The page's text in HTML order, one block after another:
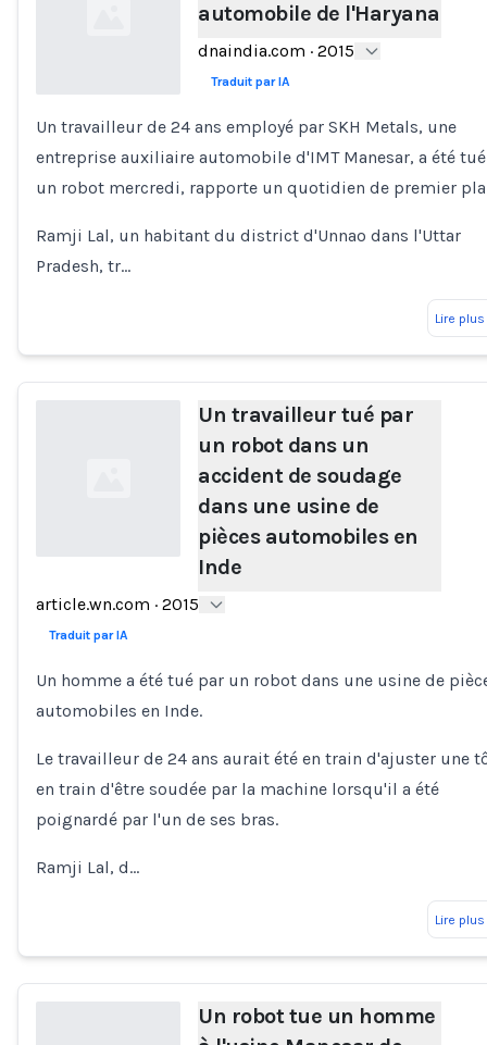
automobile de l'Haryana
dnaindia.com · 2015
Traduit par IA
Un travailleur de 24 ans employé par SKH Metals, une
entreprise auxiliaire automobile d'IMT Manesar, a été
un robot mercredi, rapporte un quotidien de premier
Ramji Lal, un habitant du district d'Unnao dans l'Uttar
Pradesh, tr…
Lire plus
Loading...
Un travailleur tué par
un robot dans un
accident de soudage
dans une usine de
pièces automobiles en
Inde
article.wn.com · 2015
Traduit par IA
Un homme a été tué par un robot dans une usine de
automobiles en Inde.
Le travailleur de 24 ans aurait été en train d'ajuster une
en train d'être soudée par la machine lorsqu'il a été
poignardé par l'un de ses bras.
Ramji Lal, d…
Lire plus
Un robot tue un homme